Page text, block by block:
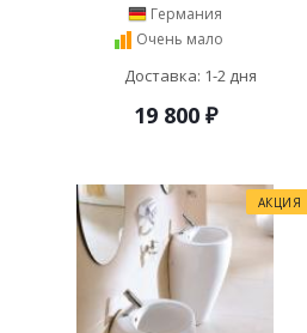
Германия
Очень мало
Доставка: 1-2 дня
19 800₽
АКЦИЯ